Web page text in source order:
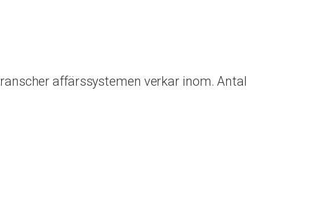
affärssystemen verkar inom. Antal